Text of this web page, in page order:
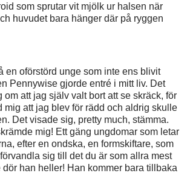
som sprutar vit mjölk ur halsen när
huvudet bara hänger där på ryggen
en oförstörd unge som inte ens blivit
Pennywise gjorde entré i mitt liv. Det
om att jag själv valt bort att se skräck, för
mig att jag blev för rädd och aldrig skulle
Det visade sig, pretty much, stämma.
mig! Ett gäng ungdomar som letar
efter en ondska, en formskiftare, som
sig till det du är som allra mest
dör han heller! Han kommer bara tillbaka